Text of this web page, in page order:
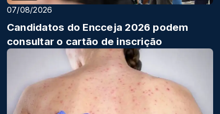
07/08/2026
Candidatos do Encceja 2026 podem
consultar o cartão de inscrição